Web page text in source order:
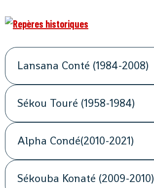
Lansana Conté (1984-2008)
Sékou Touré (1958-1984)
Alpha Condé(2010-2021)
Sékouba Konaté (2009-2010)